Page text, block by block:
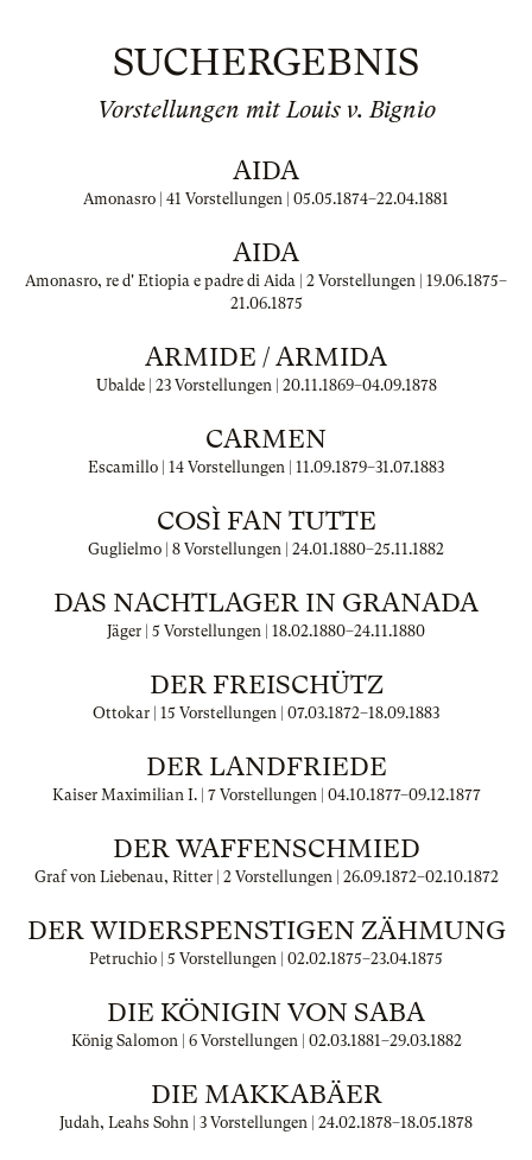
SUCHERGEBNIS
Vorstellungen mit Louis v. Bignio
AIDA
Amonasro | 41 Vorstellungen | 05.05.1874–22.04.1881
AIDA
Amonasro, re d' Etiopia e padre di Aida | 2 Vorstellungen | 19.06.1875–
21.06.1875
ARMIDE / ARMIDA
Ubalde | 23 Vorstellungen | 20.11.1869–04.09.1878
CARMEN
Escamillo | 14 Vorstellungen | 11.09.1879–31.07.1883
COSÌ FAN TUTTE
Guglielmo | 8 Vorstellungen | 24.01.1880–25.11.1882
DAS NACHTLAGER IN GRANADA
Jäger | 5 Vorstellungen | 18.02.1880–24.11.1880
DER FREISCHÜTZ
Ottokar | 15 Vorstellungen | 07.03.1872–18.09.1883
DER LANDFRIEDE
Kaiser Maximilian I. | 7 Vorstellungen | 04.10.1877–09.12.1877
DER WAFFENSCHMIED
Graf von Liebenau, Ritter | 2 Vorstellungen | 26.09.1872–02.10.1872
DER WIDERSPENSTIGEN ZÄHMUNG
Petruchio | 5 Vorstellungen | 02.02.1875–23.04.1875
DIE KÖNIGIN VON SABA
König Salomon | 6 Vorstellungen | 02.03.1881–29.03.1882
DIE MAKKABÄER
Judah, Leahs Sohn | 3 Vorstellungen | 24.02.1878–18.05.1878